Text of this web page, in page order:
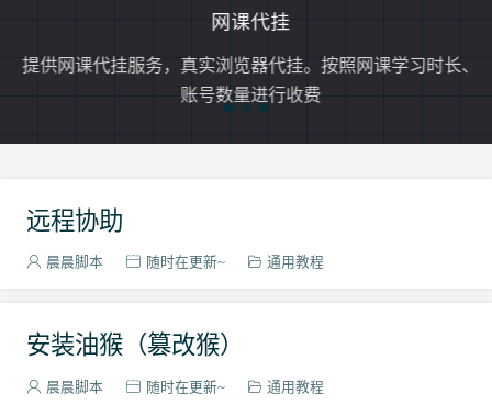
网课代挂
提供网课代挂服务，真实浏览器代挂。按照网课学习时长、
账号数量进行收费
远程协助
晨晨脚本 随时在更新~ 通用教程
安装油猴（篡改猴）
晨晨脚本 随时在更新~ 通用教程